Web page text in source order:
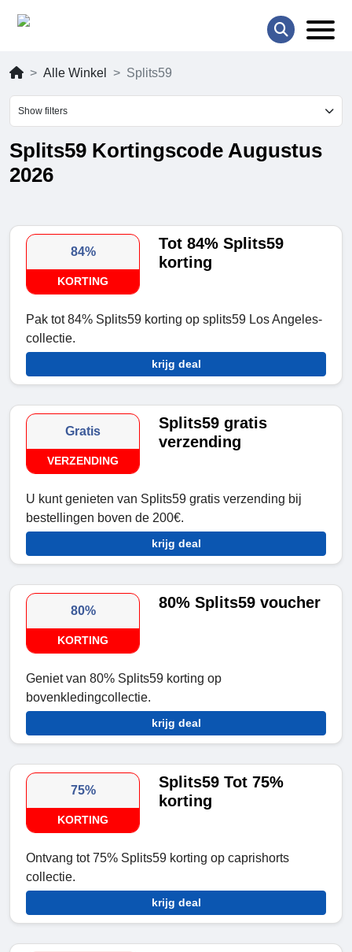
Alle Winkel Splits59
Show filters
Splits59 Kortingscode Augustus
2026
84%
KORTING
Tot 84% Splits59
korting
Pak tot 84% Splits59 korting op splits59 Los Angeles-
collectie.
krijg deal
Gratis
VERZENDING
Splits59 gratis
verzending
U kunt genieten van Splits59 gratis verzending bij
bestellingen boven de 200€.
krijg deal
80%
KORTING
80% Splits59 voucher
Geniet van 80% Splits59 korting op
bovenkledingcollectie.
krijg deal
75%
KORTING
Splits59 Tot 75%
korting
Ontvang tot 75% Splits59 korting op caprishorts
collectie.
krijg deal